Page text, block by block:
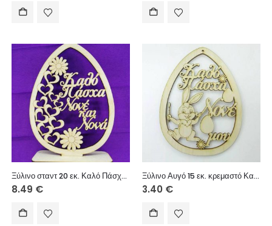
Ξύλινο σταντ 20 εκ. Καλό Πάσχα Νονέ και Νονά
8.49 €
Ξύλινο Αυγό 15 εκ. κρεμαστό Καλό Πάσχα Νονέ μου (αγόρι)
3.40 €